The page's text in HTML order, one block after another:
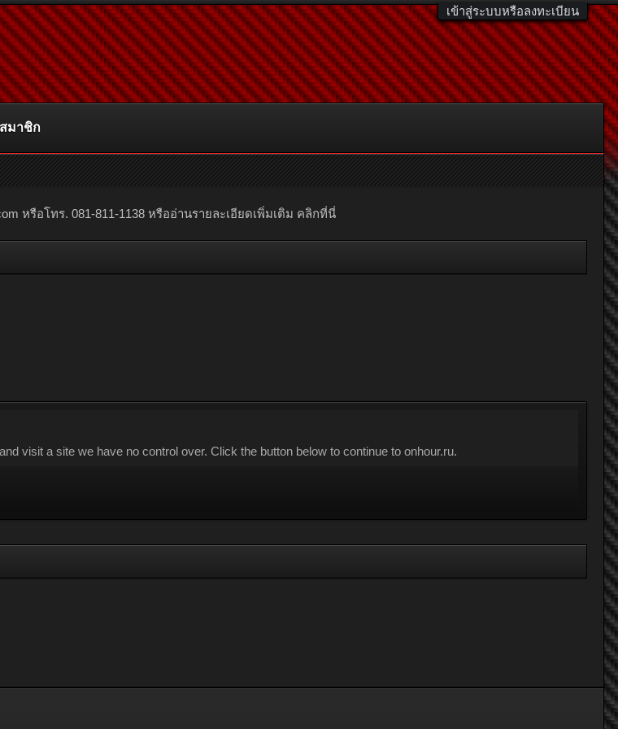
เข้าสู่ระบบหรือลงทะเบียน
หรือโทร. 081-811-1138 หรืออ่านรายละเอียดเพิ่มเติม คลิกที่นี่
visit a site we have no control over. Click the button below to continue to onhour.ru.
สมาชิก